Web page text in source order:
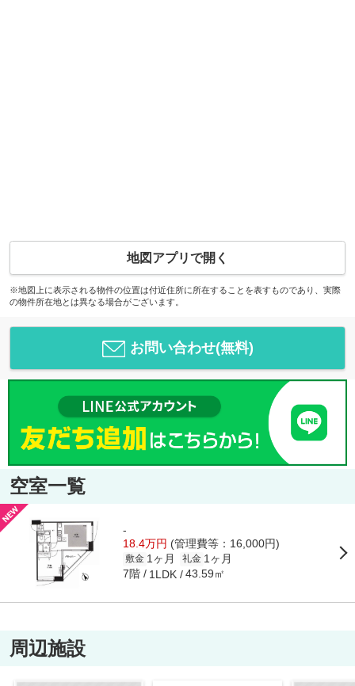
地図アプリで開く
※地図上に表示される物件の位置は付近住所に所在することを表すものであり、実際
の物件所在地とは異なる場合がございます。
お問い合わせ(無料)
空室一覧
-
18.4万円 (管理費等：16,000円)
敷金 1ヶ月 礼金 1ヶ月
7階 1LDK 43.59㎡
周辺施設